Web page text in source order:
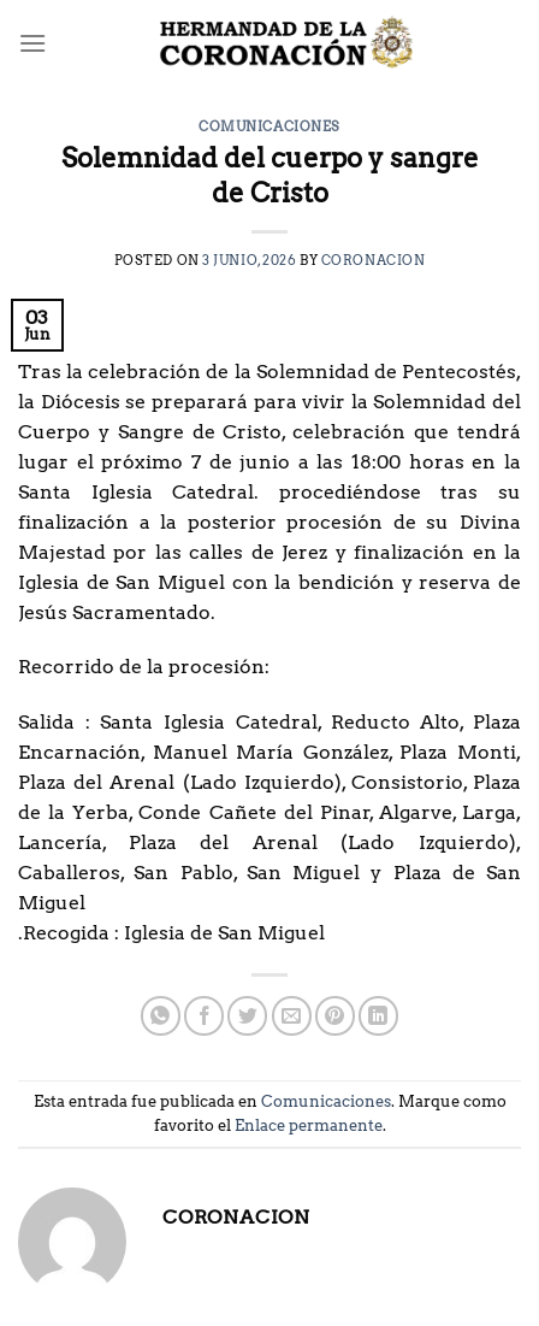
COMUNICACIONES
Solemnidad del cuerpo y sangre
de Cristo
POSTED ON3 JUNIO, 2026 BY CORONACION
03
Jun
Tras la celebración de la Solemnidad de Pentecostés,
la Diócesis se preparará para vivir la Solemnidad del
Cuerpo y Sangre de Cristo, celebración que tendrá
lugar el próximo 7 de junio a las 18:00 horas en la
Santa Iglesia Catedral. procediéndose tras su
finalización a la posterior procesión de su Divina
Majestad por las calles de Jerez y finalización en la
Iglesia de San Miguel con la bendición y reserva de
Jesús Sacramentado.
Recorrido de la procesión:
Salida : Santa Iglesia Catedral, Reducto Alto, Plaza
Encarnación, Manuel María González, Plaza Monti,
Plaza del Arenal (Lado Izquierdo), Consistorio, Plaza
de la Yerba, Conde Cañete del Pinar, Algarve, Larga,
Lancería, Plaza del Arenal (Lado Izquierdo),
Caballeros, San Pablo, San Miguel y Plaza de San
Miguel
.Recogida : Iglesia de San Miguel
Esta entrada fue publicada en Comunicaciones. Marque como
favorito el Enlace permanente.
CORONACION